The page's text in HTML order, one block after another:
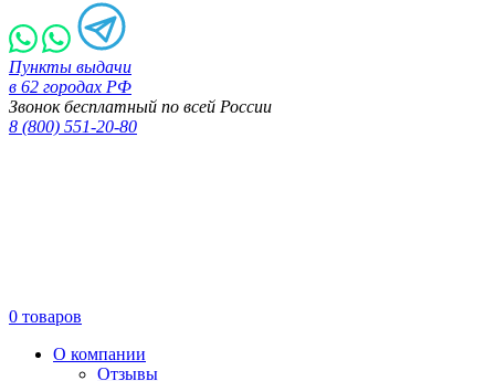
Пункты выдачи
в 62 городах РФ
Звонок бесплатный по всей России
8 (800) 551-20-80
0 товаров
О компании
Отзывы